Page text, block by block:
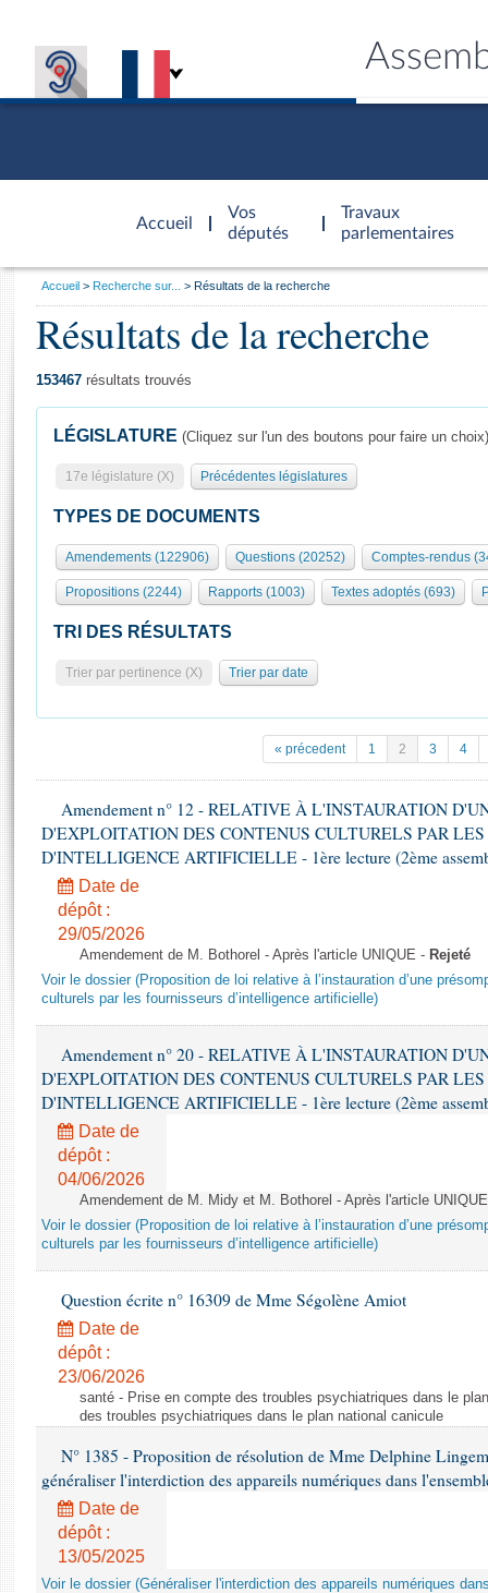
Accueil
d'accueil
Vos
députés
Travaux
parlementaires
Présidence
577 députés
Groupes politiques
Séance publique
Commissions et autres organes
Europe et International
Pétitions
Projets de loi
Propositions de loi
Amendements
Textes adoptés
Rapports d'information
Rapports d'enquête
Rapports législatifs
Baromètre de l’application des lois
Dossiers législatifs
Budget et sécurité sociale
Questions écrites et orales
Comptes rendus des débats
Général
Rôle et pouvoirs de l'Assemblée
Organisation de l'Assemblée
Présidence Conférence des Présidents Bureau Collège des
Statistiques et chiffres clés
( Constitution | Règlement de l'Assemblée ... )
Juniors
Anciennes législatures
Liens vers les sites publics
Visiter l'Assemblée
Visite virtuelle du palais Bourbon
Assister à une séance
Contacts et plan d'accès
Photos libres de droit
Vous
Accueil Recherche sur... Résultats de la recherche
Résultats de la recherche
153467 résultats trouvés
LÉGISLATURE (Cliquez sur l'un des boutons pour faire un choix)
17e législature (X) Précédentes législatures
TYPES DE DOCUMENTS
Amendements (122906) Questions (20252) Comptes-rendus
Propositions (2244) Rapports (1003) Textes adoptés (693)
TRI DES RÉSULTATS
Trier par pertinence (X) Trier par date
« précedent 1 2 3 4
Amendement n° 12 - RELATIVE À L'INSTAURATION
D'EXPLOITATION DES CONTENUS CULTURELS PAR LES
D'INTELLIGENCE ARTIFICIELLE - 1ère lecture (2ème
Date de
dépôt :
29/05/2026
Amendement de M. Bothorel - Après l'article UNIQUE - Rejeté
Voir le dossier (Proposition de loi relative à l’instauration d’une
culturels par les fournisseurs d’intelligence artificielle)
Amendement n° 20 - RELATIVE À L'INSTAURATION
D'EXPLOITATION DES CONTENUS CULTURELS PAR LES
D'INTELLIGENCE ARTIFICIELLE - 1ère lecture (2ème
Date de
dépôt :
04/06/2026
Amendement de M. Midy et M. Bothorel - Après l'article
Voir le dossier (Proposition de loi relative à l’instauration d’une
culturels par les fournisseurs d’intelligence artificielle)
Question écrite n° 16309 de Mme Ségolène Amiot
Date de
dépôt :
23/06/2026
santé - Prise en compte des troubles psychiatriques dans le
des troubles psychiatriques dans le plan national canicule
N° 1385 - Proposition de résolution de Mme Delphine
généraliser l'interdiction des appareils numériques dans
Date de
dépôt :
13/05/2025
Voir le dossier (Généraliser l'interdiction des appareils numériques